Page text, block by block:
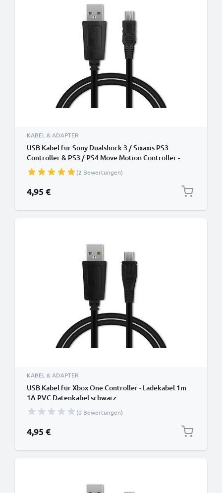
KABEL & ADAPTER
USB Kabel für Sony Dualshock 3 / Sixaxis PS3
Controller & PS3 / PS4 Move Motion Controller -
Ladekabel 1m 1A PVC Datenkabel schwarz
(2 Bewertungen)
4,95 €
KABEL & ADAPTER
USB Kabel für Xbox One Controller - Ladekabel 1m
1A PVC Datenkabel schwarz
(0 Bewertungen)
4,95 €